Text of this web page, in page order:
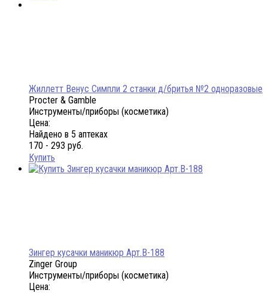
Жиллетт Венус Симпли 2 станки д/бритья №2 одноразовые
Procter & Gamble
Инструменты/приборы (косметика)
Цена:
Найдено в 5 аптеках
170 - 293 руб.
Купить
Зингер кусачки маникюр Арт.B-188
Zinger Group
Инструменты/приборы (косметика)
Цена: